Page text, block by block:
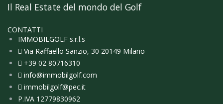
Il Real Estate del mondo del Golf
CONTATTI
IMMOBILGOLF s.r.l.s
Via Raffaello Sanzio, 30 20149 Milano
+39 02 80716310
info@immobilgolf.com
immobilgolf@pec.it
P.IVA 12779830962